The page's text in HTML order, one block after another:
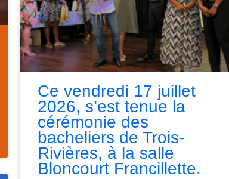
Ce vendredi 17 juillet
2026, s’est tenue la
cérémonie des
bacheliers de Trois-
Rivières, à la salle
Bloncourt Francillette.